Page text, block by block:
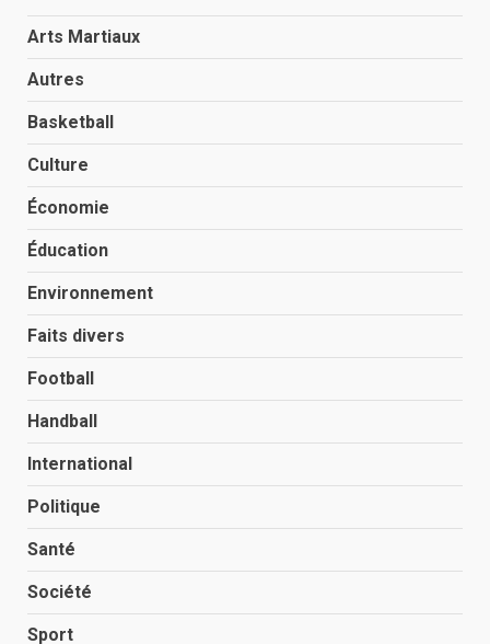
Arts Martiaux
Autres
Basketball
Culture
Économie
Éducation
Environnement
Faits divers
Football
Handball
International
Politique
Santé
Société
Sport